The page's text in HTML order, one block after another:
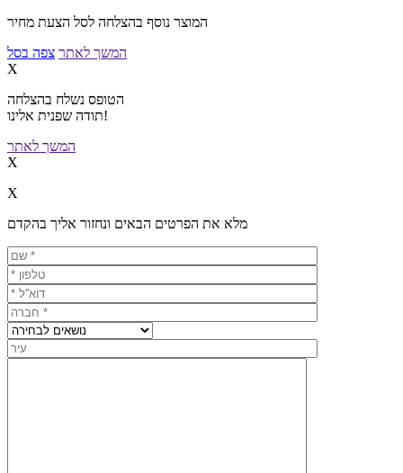
המוצר נוסף בהצלחה לסל הצעת מחיר
המשך לאתר צפה בסל
X
הטופס נשלח בהצלחה
תודה שפנית אלינו!
המשך לאתר
X
X
מלא את הפרטים הבאים ונחזור אליך בהקדם